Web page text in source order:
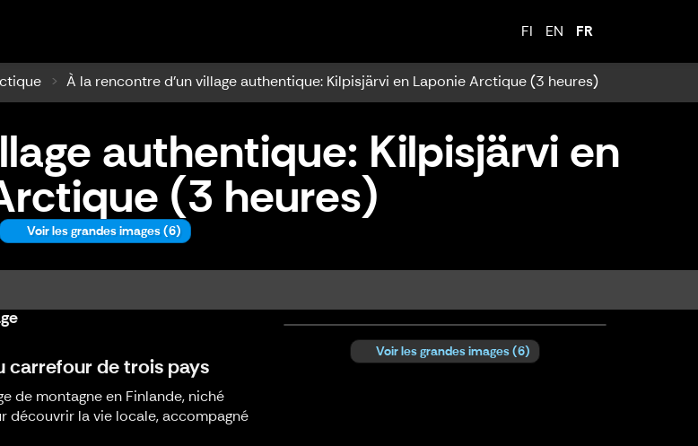
FI EN FR
À la rencontre d’un village authentique: Kilpisjärvi en Laponie Arctique (3 heures)
authentique: Kilpisjärvi en
(3 heures)
Voir les grandes images(6)
en Laponie Arctique (3 heures)
Voir les grandes images(6)
carrefour de trois pays
de montagne en Finlande, niché
découvrir la vie locale, accompagné